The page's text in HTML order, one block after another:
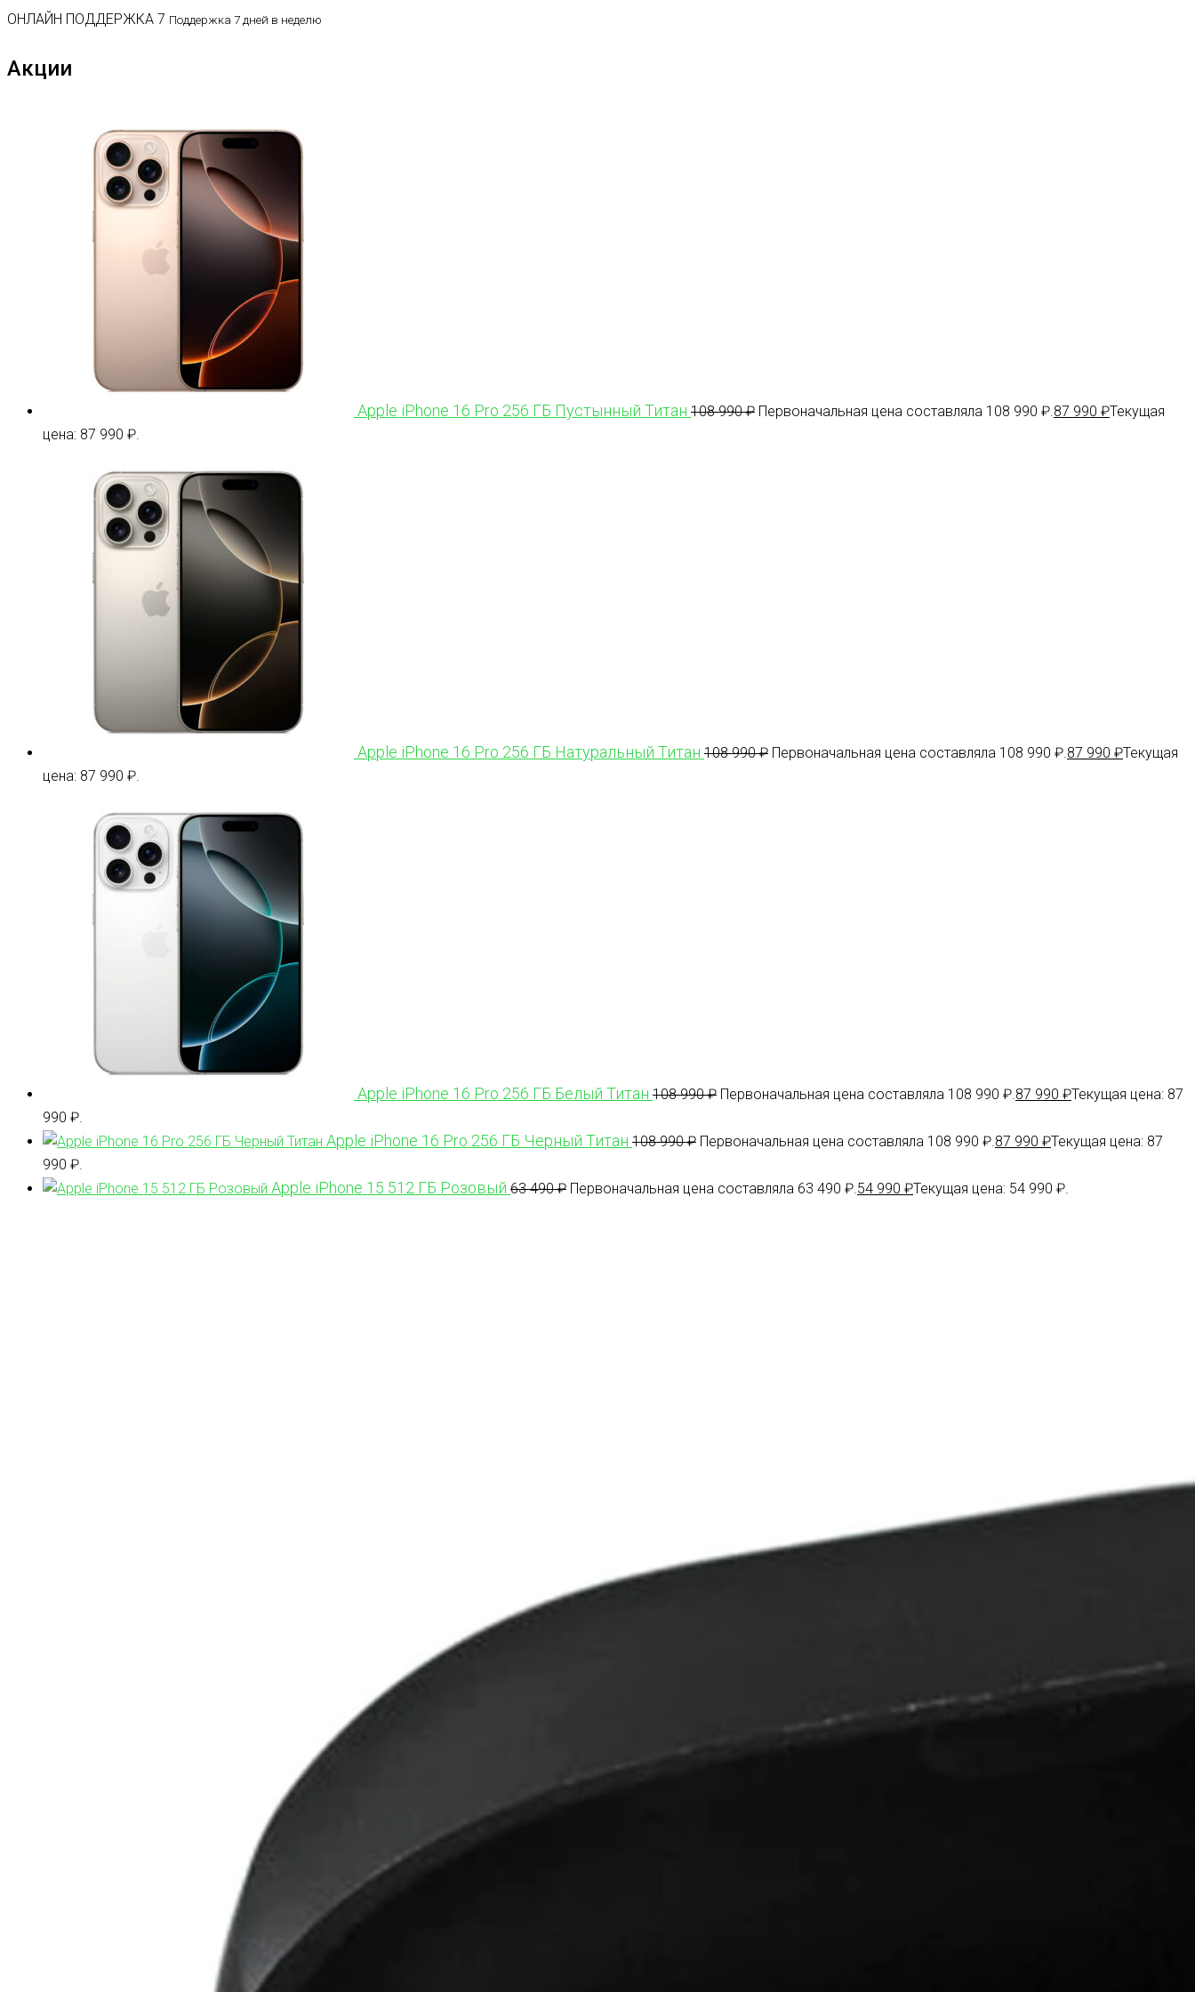
ОНЛАЙН ПОДДЕРЖКА 7 Поддержка 7 дней в неделю
Акции
Apple iPhone 16 Pro 256 ГБ Пустынный Титан 108 990₽ Первоначальная цена составляла 108 990 ₽. 87 990 ₽Текущая
цена: 87 990 ₽.
Apple iPhone 16 Pro 256 ГБ Натуральный Титан 108 990₽ Первоначальная цена составляла 108 990 ₽. 87 990 ₽Текущая
цена: 87 990 ₽.
Apple iPhone 16 Pro 256 ГБ Белый Титан 108 990₽ Первоначальная цена составляла 108 990 ₽. 87 990 ₽Текущая цена: 87
990 ₽.
Apple iPhone 16 Pro 256 ГБ Черный Титан 108 990₽ Первоначальная цена составляла 108 990 ₽. 87 990 ₽Текущая цена: 87
990 ₽.
Apple iPhone 15 512 ГБ Розовый 63 490₽ Первоначальная цена составляла 63 490 ₽. 54 990 ₽Текущая цена: 54 990 ₽.